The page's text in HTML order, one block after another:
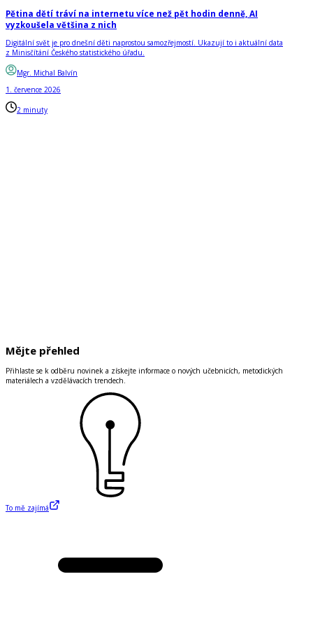
Pětina dětí tráví na internetu více než pět hodin denně, AI
vyzkoušela většina z nich
Digitální svět je pro dnešní děti naprostou samozřejmostí. Ukazují to i aktuální data
z Minisčítání Českého statistického úřadu.
Mgr. Michal Balvín
1. července 2026
2 minuty
Mějte přehled
Přihlaste se k odběru novinek a získejte informace o nových učebnicích, metodických
materiálech a vzdělávacích trendech.
To mě zajímá